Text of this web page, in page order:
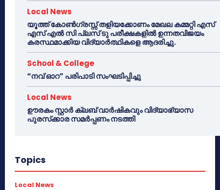
Local News
യൂത്ത് കോൺഗ്രസ്സ് തളിയക്കോണം മേഖല കമ്മറ്റി എസ്
എസ് എൽ സി പ്ലസ് ടു പരീക്ഷകളിൽ ഉന്നതവിജയം
കരസ്ഥമാക്കിയ വിദ്യാർത്ഥികളെ ആദരിച്ചു.
School & College
“നവ് ഓറ” പരിപാടി സംഘടിപ്പിച്ചു
Local News
ഊരകം സ്റ്റാർ ക്ലബ് വാർഷികവും വിദ്യാഭ്യാസ
പുരസ്‌ക്കാര സമർപ്പണം നടത്തി
Topics
Local News